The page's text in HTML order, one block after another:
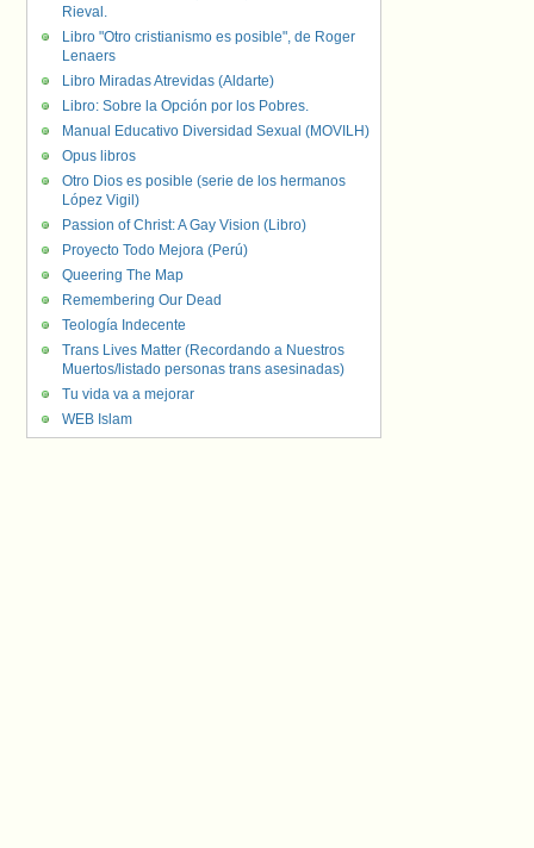
Rieval.
Libro "Otro cristianismo es posible", de Roger
Lenaers
Libro Miradas Atrevidas (Aldarte)
Libro: Sobre la Opción por los Pobres.
Manual Educativo Diversidad Sexual (MOVILH)
Opus libros
Otro Dios es posible (serie de los hermanos
López Vigil)
Passion of Christ: A Gay Vision (Libro)
Proyecto Todo Mejora (Perú)
Queering The Map
Remembering Our Dead
Teología Indecente
Trans Lives Matter (Recordando a Nuestros
Muertos/listado personas trans asesinadas)
Tu vida va a mejorar
WEB Islam